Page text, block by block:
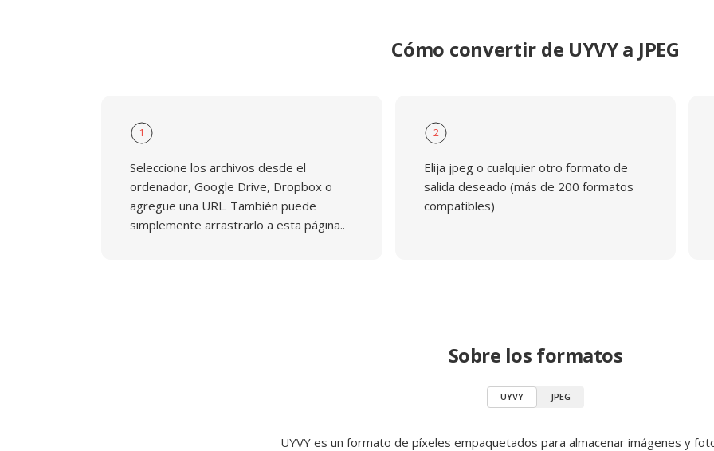
Cómo convertir de UYVY a JPEG
1
Seleccione los archivos desde el
ordenador, Google Drive, Dropbox o
agregue una URL. También puede
simplemente arrastrarlo a esta página..
2
Elija jpeg o cualquier otro formato de
salida deseado (más de 200 formatos
compatibles)
Sobre los formatos
UYVY JPEG
UYVY es un formato de píxeles empaquetados para almacenar imágenes y